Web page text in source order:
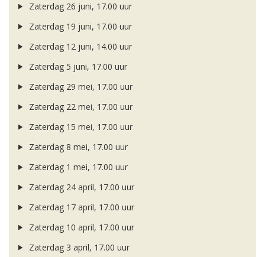
Zaterdag 26 juni, 17.00 uur
Zaterdag 19 juni, 17.00 uur
Zaterdag 12 juni, 14.00 uur
Zaterdag 5 juni, 17.00 uur
Zaterdag 29 mei, 17.00 uur
Zaterdag 22 mei, 17.00 uur
Zaterdag 15 mei, 17.00 uur
Zaterdag 8 mei, 17.00 uur
Zaterdag 1 mei, 17.00 uur
Zaterdag 24 april, 17.00 uur
Zaterdag 17 april, 17.00 uur
Zaterdag 10 april, 17.00 uur
Zaterdag 3 april, 17.00 uur